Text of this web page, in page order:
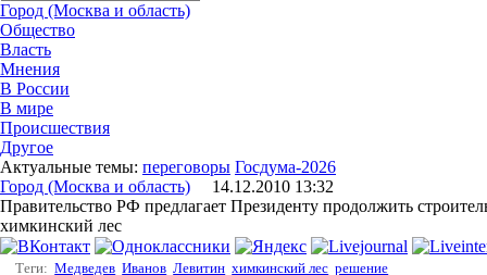
Город (Москва и область)
Общество
Власть
Мнения
В России
В мире
Происшествия
Другое
Актуальные темы: переговоры Госдума-2026
Город (Москва и область) 14.12.2010 13:32
Правительство РФ предлагает Президенту продолжить
химкинский лес
Теги: Медведев Иванов Левитин химкинский лес решение